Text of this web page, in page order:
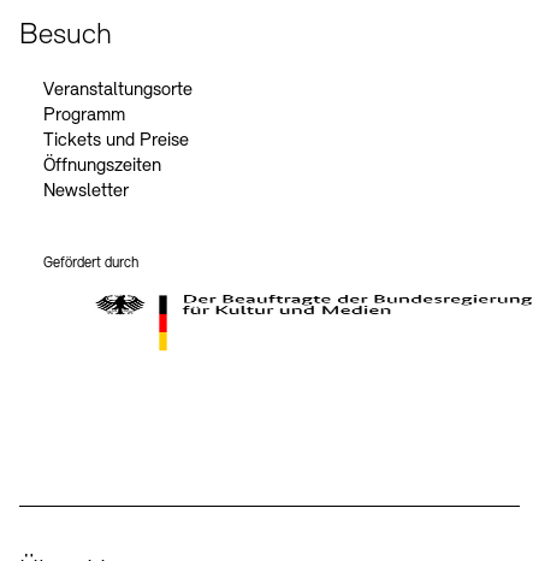
Besuch
Veranstaltungsorte
Programm
Tickets und Preise
Öffnungszeiten
Newsletter
Gefördert durch